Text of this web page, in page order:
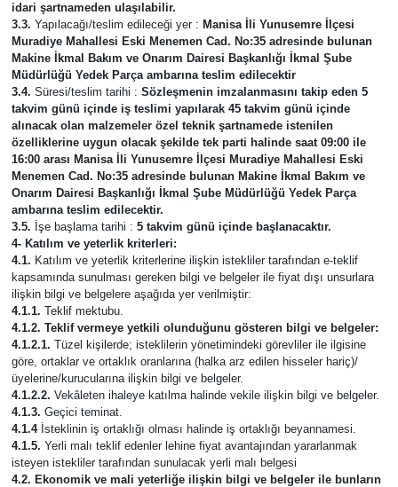
idari şartnameden ulaşılabilir.
3.3. Yapılacağı/teslim edileceği yer : Manisa İli Yunusemre İlçesi
Muradiye Mahallesi Eski Menemen Cad. No:35 adresinde bulunan
Makine İkmal Bakım ve Onarım Dairesi Başkanlığı İkmal Şube
Müdürlüğü Yedek Parça ambarına teslim edilecektir
3.4. Süresi/teslim tarihi : Sözleşmenin imzalanmasını takip eden 5
takvim günü içinde iş teslimi yapılarak 45 takvim günü içinde
alınacak olan malzemeler özel teknik şartnamede istenilen
özelliklerine uygun olacak şekilde tek parti halinde saat 09:00 ile
16:00 arası Manisa İli Yunusemre İlçesi Muradiye Mahallesi Eski
Menemen Cad. No:35 adresinde bulunan Makine İkmal Bakım ve
Onarım Dairesi Başkanlığı İkmal Şube Müdürlüğü Yedek Parça
ambarına teslim edilecektir.
3.5. İşe başlama tarihi : 5 takvim günü içinde başlanacaktır.
4- Katılım ve yeterlik kriterleri:
4.1. Katılım ve yeterlik kriterlerine ilişkin istekliler tarafından e-teklif
kapsamında sunulması gereken bilgi ve belgeler ile fiyat dışı unsurlara
ilişkin bilgi ve belgelere aşağıda yer verilmiştir:
4.1.1. Teklif mektubu.
4.1.2. Teklif vermeye yetkili olunduğunu gösteren bilgi ve belgeler:
4.1.2.1. Tüzel kişilerde; isteklilerin yönetimindeki görevliler ile ilgisine
göre, ortaklar ve ortaklık oranlarına (halka arz edilen hisseler hariç)/
üyelerine/kurucularına ilişkin bilgi ve belgeler.
4.1.2.2. Vekâleten ihaleye katılma halinde vekile ilişkin bilgi ve belgeler.
4.1.3. Geçici teminat.
4.1.4İsteklinin iş ortaklığı olması halinde iş ortaklığı beyannamesi.
4.1.5. Yerli malı teklif edenler lehine fiyat avantajından yararlanmak
isteyen istekliler tarafından sunulacak yerli malı belgesi
4.2. Ekonomik ve mali yeterliğe ilişkin bilgi ve belgeler ile bunların